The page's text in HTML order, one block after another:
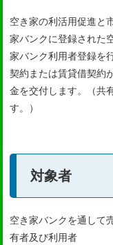
空き家の利活用促進と
家バンクに登録された
家バンク利用者登録を
契約または賃貸借契約
金を交付します。（共
す。）
対象者
空き家バンクを通して
有者及び利用者